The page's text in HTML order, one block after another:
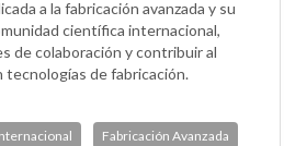
a la fabricación avanzada y su
científica internacional,
de colaboración y contribuir al
tecnologías de fabricación.
Fabricación Avanzada